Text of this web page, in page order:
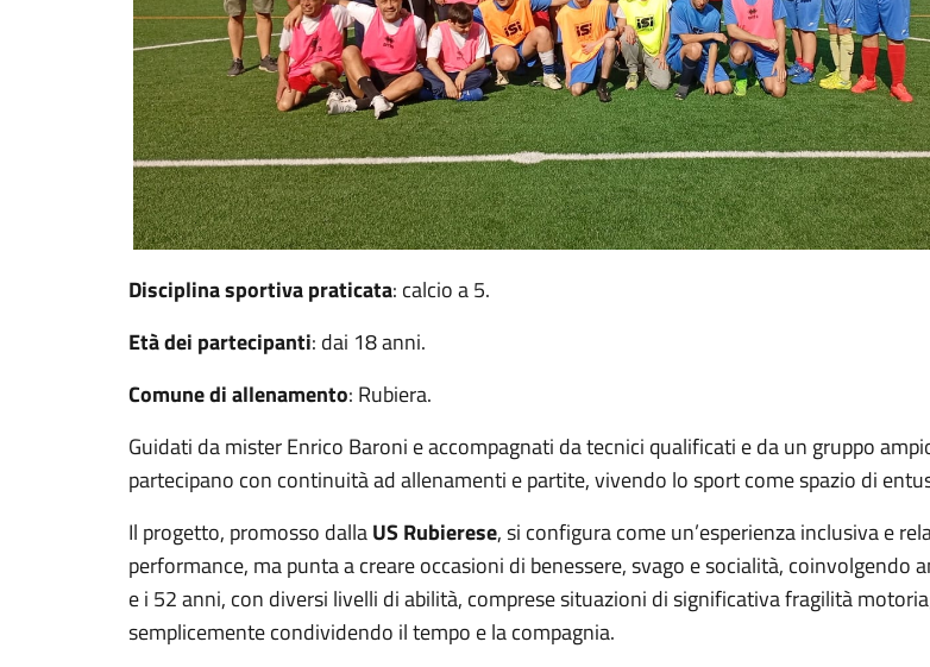
Disciplina sportiva praticata: calcio a 5.
Età dei partecipanti: dai 18 anni.
Comune di allenamento: Rubiera.
Guidati da mister Enrico Baroni e accompagnati da tecnici qualificati e da un gruppo
partecipano con continuità ad allenamenti e partite, vivendo lo sport come spazio di
Il progetto, promosso dallaUS Rubierese, si configura come un’esperienza inclusiva e
performance, ma punta a creare occasioni di benessere, svago e socialità, coinvolgendo
e i 52 anni, con diversi livelli di abilità, comprese situazioni di significativa fragilità
semplicemente condividendo il tempo e la compagnia.